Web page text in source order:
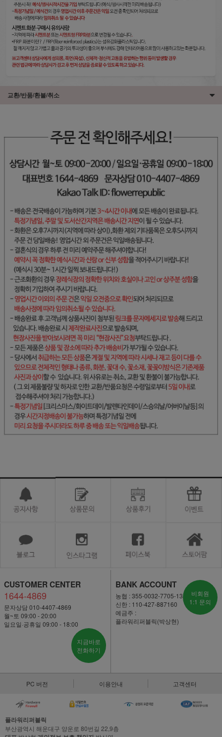
교환/반품/환불/취소
CUSTOMER CENTER
1644-4869
문자상담 010-4407-4869
월~토 09:00 - 20:00
일요일·공휴일 09:00 - 18:00
지금바로
전화하기
BANK ACCOUNT
농협 : 355-0032-7705-13
신한 : 110-427-887160
예금주 :
플라워리퍼블릭(박상현)
비회원
1:1 문의
PC 버전 이용안내 고객센터
플라워리퍼블릭
부산광역시 해운대구 양운로 80번길 22,9층